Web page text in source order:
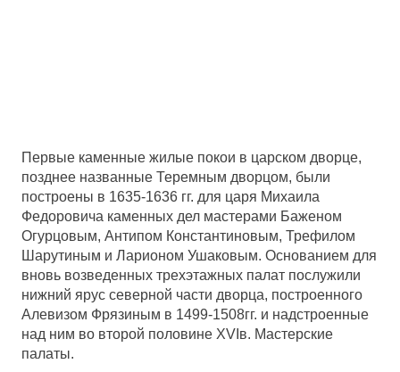
Первые каменные жилые покои в царском дворце,
позднее названные Теремным дворцом, были
построены в 1635-1636 гг. для царя Михаила
Федоровича каменных дел мастерами Баженом
Огурцовым, Антипом Константиновым, Трефилом
Шарутиным и Ларионом Ушаковым. Основанием для
вновь возведенных трехэтажных палат послужили
нижний ярус северной части дворца, построенного
Алевизом Фрязиным в 1499-1508гг. и надстроенные
над ним во второй половине ХVIв. Мастерские
палаты.